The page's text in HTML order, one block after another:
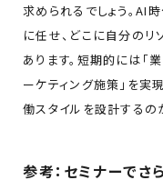
求められるでしょう。AI
に任せ、どこに自分のリ
あります。短期的には「
ーケティング施策」を
働スタイルを設計するの
参考：セミナーでさ